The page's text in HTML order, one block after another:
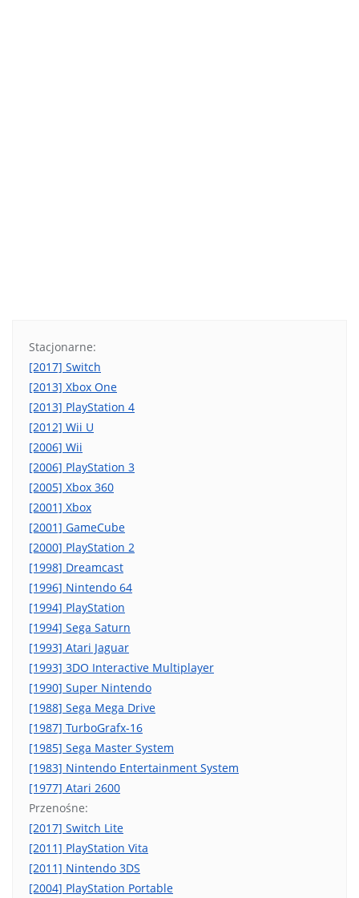
Stacjonarne:
[2017] Switch
[2013] Xbox One
[2013] PlayStation 4
[2012] Wii U
[2006] Wii
[2006] PlayStation 3
[2005] Xbox 360
[2001] Xbox
[2001] GameCube
[2000] PlayStation 2
[1998] Dreamcast
[1996] Nintendo 64
[1994] PlayStation
[1994] Sega Saturn
[1993] Atari Jaguar
[1993] 3DO Interactive Multiplayer
[1990] Super Nintendo
[1988] Sega Mega Drive
[1987] TurboGrafx-16
[1985] Sega Master System
[1983] Nintendo Entertainment System
[1977] Atari 2600
Przenośne:
[2017] Switch Lite
[2011] PlayStation Vita
[2011] Nintendo 3DS
[2004] PlayStation Portable